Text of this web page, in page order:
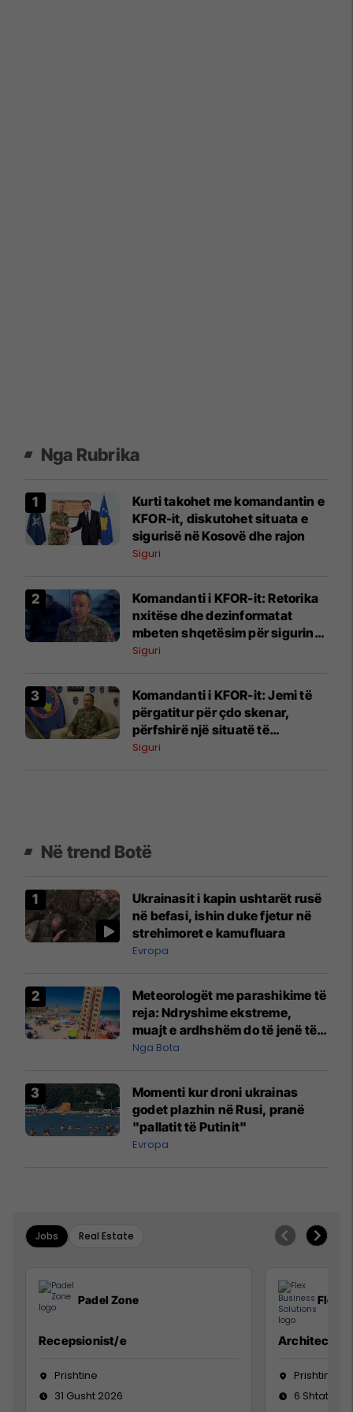
Nga Rubrika
Kurti takohet me komandantin e
KFOR-it, diskutohet situata e
sigurisë në Kosovë dhe rajon
Siguri
Komandanti i KFOR-it: Retorika
nxitëse dhe dezinformatat
mbeten shqetësim për sigurinë
në Kosovë
Siguri
Komandanti i KFOR-it: Jemi të
përgatitur për çdo skenar,
përfshirë një situatë të
ngjashme me Banjskën
Siguri
Në trend Botë
Ukrainasit i kapin ushtarët rusë
në befasi, ishin duke fjetur në
strehimoret e kamufluara
Evropa
Meteorologët me parashikime të
reja: Ndryshime ekstreme,
muajt e ardhshëm do të jenë të
pazakontë
Nga Bota
Momenti kur droni ukrainas
godet plazhin në Rusi, pranë
"pallatit të Putinit"
Evropa
Jobs Real Estate
Padel Zone
Recepsionist/e
Prishtine
31 Gusht 2026
Flex
Architect
Prishtinë
6 Shtator